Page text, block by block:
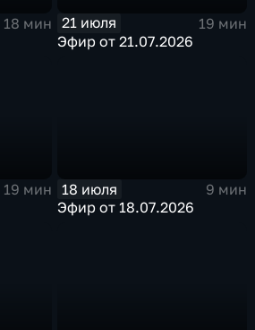
18 мин
21 июля
19 мин
Эфир от 21.07.2026
19 мин
18 июля
9 мин
Эфир от 18.07.2026